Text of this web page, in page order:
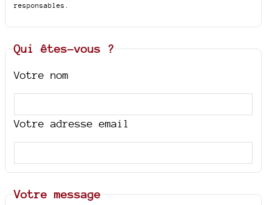
responsables.
Qui êtes-vous ?
Votre nom
Votre adresse email
Votre message